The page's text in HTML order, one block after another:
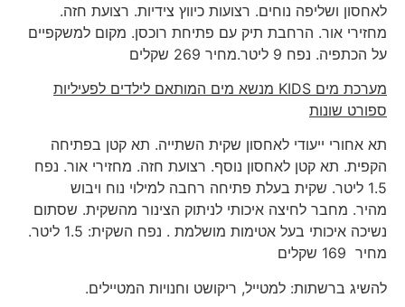
לאחסון ושליפה נוחים. רצועות כיווץ צידיות. רצועת חזה.
מחזירי אור. הרחבת תיק עם פתיחת רוכסן. מקום למשקפיים
על הכתפיה. נפח 9 ליטר.מחיר 269 שקלים
מערכת מיםKIDSמנשא מים המותאם לילדים לפעיליות
ספורט שונות
תא אחורי ייעודי לאחסון שקית השתייה. תא קטן בפתיחה
הקפית. תא קטן לאחסון נוסף. רצועת חזה. מחזירי אור. נפח
1.5 ליטר. שקית בעלת פתיחה רחבה למילוי נוח ויבוש
מהיר. מחבר לחיצה איכותי לניתוק הצינור מהשקית. שסתום
נשיכה איכותי בעל אטימות מושלמת . נפח השקית: 1.5 ליטר.
מחיר 169 שקלים
להשיג ברשתות: למטייל, ריקושט וחנויות המטיילים.